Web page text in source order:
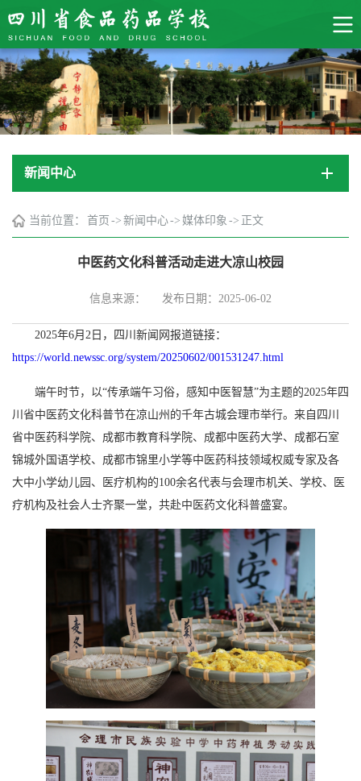
新闻中心
当前位置： 首页 -> 新闻中心-> 媒体印象 -> 正文
中医药文化科普活动走进大凉山校园
信息来源： 发布日期：2025-06-02
2025年6月2日，四川新闻网报道链接：
https://world.newssc.org/system/20250602/001531247.html
端午时节，以“传承端午习俗，感知中医智慧”为主题的2025年四
川省中医药文化科普节在凉山州的千年古城会理市举行。来自四川
省中医药科学院、成都市教育科学院、成都中医药大学、成都石室
锦城外国语学校、成都市锦里小学等中医药科技领域权威专家及各
大中小学幼儿园、医疗机构的100余名代表与会理市机关、学校、医
疗机构及社会人士齐聚一堂，共赴中医药文化科普盛宴。